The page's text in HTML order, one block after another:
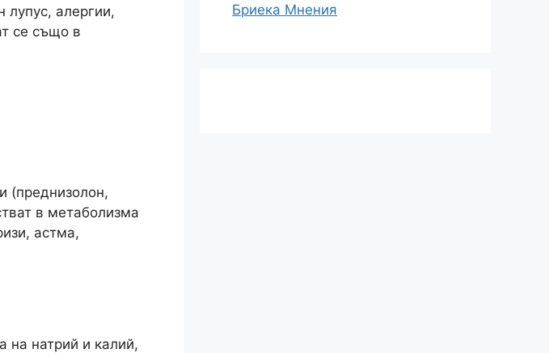
лупус, алергии,
се също в
(преднизолон,
в метаболизма
астма,
на натрий и калий,
Бриека Мнения